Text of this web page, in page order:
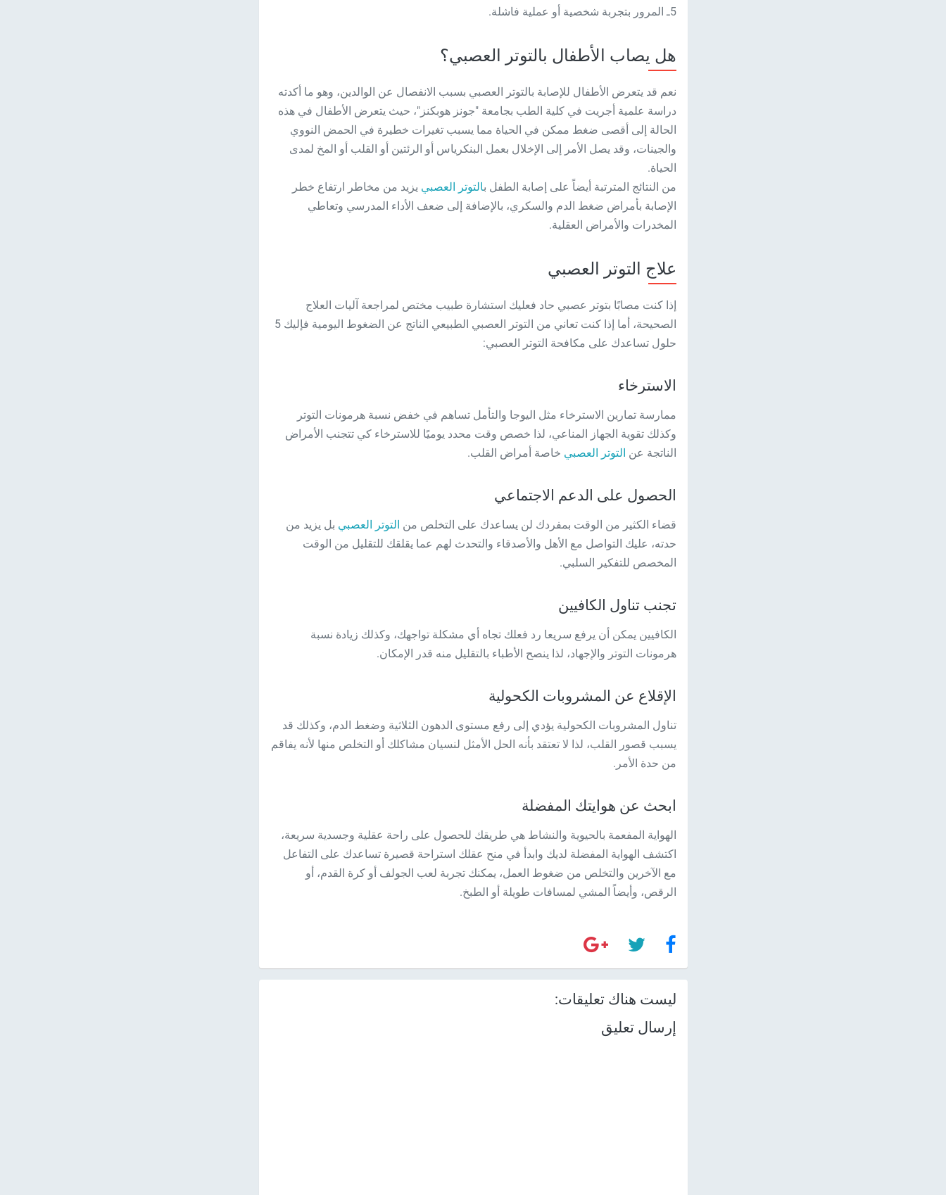
5ـ المرور بتجربة شخصية أو عملية فاشلة.
هل يصاب الأطفال بالتوتر العصبي؟
نعم قد يتعرض الأطفال للإصابة بالتوتر العصبي بسبب الانفصال عن الوالدين، وهو ما أكدته
دراسة علمية أجريت في كلية الطب بجامعة "جونز هوبكنز"، حيث يتعرض الأطفال في هذه
الحالة إلى أقصى ضغط ممكن في الحياة مما يسبب تغيرات خطيرة في الحمض النووي
والجينات، وقد يصل الأمر إلى الإخلال بعمل البنكرياس أو الرئتين أو القلب أو المخ لمدى
الحياة.
من النتائج المترتبة أيضاً على إصابة الطفل بالتوتر العصبي يزيد من مخاطر ارتفاع خطر
الإصابة بأمراض ضغط الدم والسكري، بالإضافة إلى ضعف الأداء المدرسي وتعاطي
المخدرات والأمراض العقلية.
علاج التوتر العصبي
إذا كنت مصابًا بتوتر عصبي حاد فعليك استشارة طبيب مختص لمراجعة آليات العلاج
الصحيحة، أما إذا كنت تعاني من التوتر العصبي الطبيعي الناتج عن الضغوط اليومية فإليك 5
حلول تساعدك على مكافحة التوتر العصبي:
الاسترخاء
ممارسة تمارين الاسترخاء مثل اليوجا والتأمل تساهم في خفض نسبة هرمونات التوتر
وكذلك تقوية الجهاز المناعي، لذا خصص وقت محدد يوميًا للاسترخاء كي تتجنب الأمراض
الناتجة عن التوتر العصبي خاصة أمراض القلب.
الحصول على الدعم الاجتماعي
قضاء الكثير من الوقت بمفردك لن يساعدك على التخلص من التوتر العصبي بل يزيد من
حدته، عليك التواصل مع الأهل والأصدقاء والتحدث لهم عما يقلقك للتقليل من الوقت
المخصص للتفكير السلبي.
تجنب تناول الكافيين
الكافيين يمكن أن يرفع سريعا رد فعلك تجاه أي مشكلة تواجهك، وكذلك زيادة نسبة
هرمونات التوتر والإجهاد، لذا ينصح الأطباء بالتقليل منه قدر الإمكان.
الإقلاع عن المشروبات الكحولية
تناول المشروبات الكحولية يؤدي إلى رفع مستوى الدهون الثلاثية وضغط الدم، وكذلك قد
يسبب قصور القلب، لذا لا تعتقد بأنه الحل الأمثل لنسيان مشاكلك أو التخلص منها لأنه يفاقم
من حدة الأمر.
ابحث عن هوايتك المفضلة
الهواية المفعمة بالحيوية والنشاط هي طريقك للحصول على راحة عقلية وجسدية سريعة،
اكتشف الهواية المفضلة لديك وابدأ في منح عقلك استراحة قصيرة تساعدك على التفاعل
مع الآخرين والتخلص من ضغوط العمل، يمكنك تجربة لعب الجولف أو كرة القدم، أو
الرقص، وأيضاً المشي لمسافات طويلة أو الطبخ.
ليست هناك تعليقات:
إرسال تعليق